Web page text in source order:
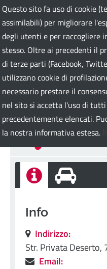
Questo sito fa uso di cookie
assimilabili) per migliorare
degli utenti e per raccogliere
stesso. Oltre ai precedenti il
di terze parti (Facebook,
utilizzano cookie di
necessario prestare il
nel sito si accetta l'uso di
precedentemente elencati.
la nostra informativa estesa.
Bari
ITA ENG DEU
Lorem
Info
Indirizzo:
Str. Privata Deserto,
Email: